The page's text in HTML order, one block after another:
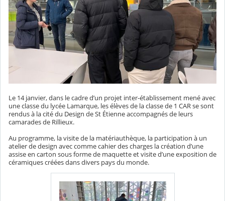
Le 14 janvier, dans le cadre d’un projet inter-établissement mené avec
une classe du lycée Lamarque, les élèves de la classe de 1 CAR se sont
rendus à la cité du Design de St Étienne accompagnés de leurs
camarades de Rillieux.
Au programme, la visite de la matériauthèque, la participation à un
atelier de design avec comme cahier des charges la création d’une
assise en carton sous forme de maquette et visite d’une exposition de
céramiques créées dans divers pays du monde.